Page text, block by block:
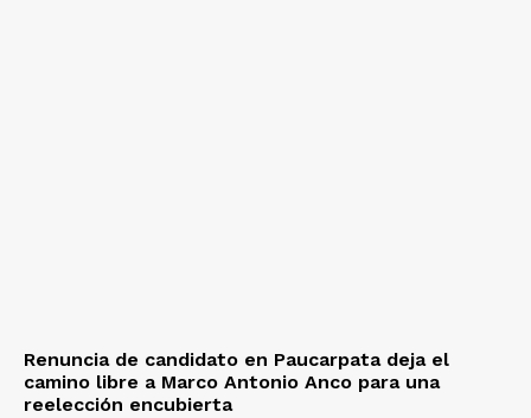
Renuncia de candidato en Paucarpata deja el
camino libre a Marco Antonio Anco para una
reelección encubierta